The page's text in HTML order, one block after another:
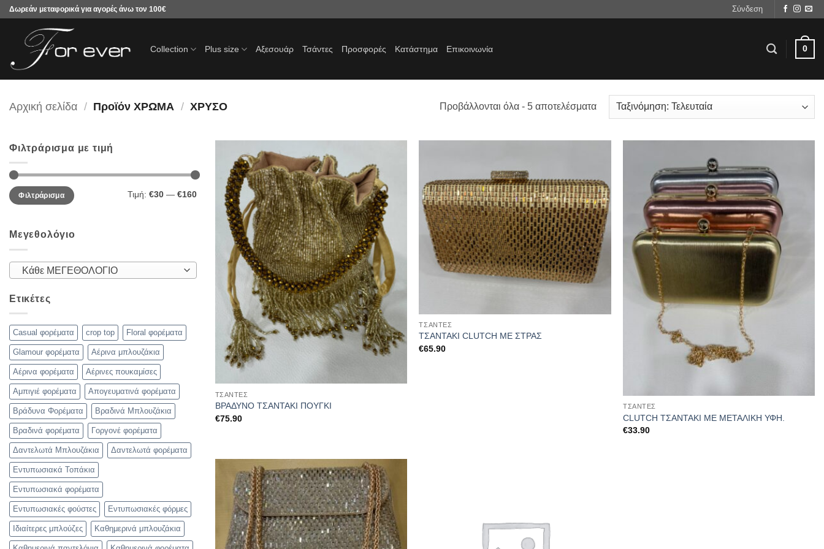
Μετάβαση
περιεχόμενο
Δωρεάν μεταφορικά για αγορές άνω τον 100€ Σύνδεση
Collection Plus size Αξεσουάρ Τσάντες Προσφορές Κατάστημα Επικοινωνία 0
Αρχική σελίδα / Προϊόν ΧΡΩΜΑ / ΧΡΥΣΟ Προβάλλονται όλα - 5 αποτελέσματαSorted
Φιλτράρισμα με τιμή
Ελάχιστη
τιμή
Μέγιστη
τιμήΦιλτράρισμα Τιμή: €30 — €160
Μεγεθολόγιο
Κάθε ΜΕΓΕΘΟΛΟΓΙΟ
Ετικέτες
Casual φορέματα crop top Floral φορέματα
Glamour φορέματα Αέρινα μπλουζάκια
Αέρινα φορέματα Αέρινες πουκαμίσες
Αμπιγιέ φορέματα Απογευματινά φορέματα
Βράδυνα Φορέματα Βραδινά Μπλουζάκια
Βραδινά φορέματα Γοργονέ φορέματα
Δαντελωτά Μπλουζάκια Δαντελωτά φορέματα
Εντυπωσιακά Τοπάκια
Εντυπωσιακά φορέματα
Εντυπωσιακές φούστες Εντυπωσιακές φόρμες
Ιδιαίτερες μπλούζες Καθημερινά μπλουζάκια
Προσθήκη
στα
αγαπημένα
ΤΣΆΝΤΕΣ
ΒΡΑΔΥΝΟ ΤΣΑΝΤΑΚΙ ΠΟΥΓΚΙ
€75.90
στα
αγαπημένα
ΤΣΆΝΤΕΣ
ΤΣΑΝΤΑΚΙ CLUTCH ΜΕ ΣΤΡΑΣ
€65.90
Προσθήκη
αγαπημένα
ΤΣΆΝΤΕΣ
CLUTCH ΤΣΑΝΤΑΚΙ ΜΕ ΜΕΤΑΛΙΚΗ ΥΦΗ.
€33.90
Προσθήκη
στα
αγαπημένα